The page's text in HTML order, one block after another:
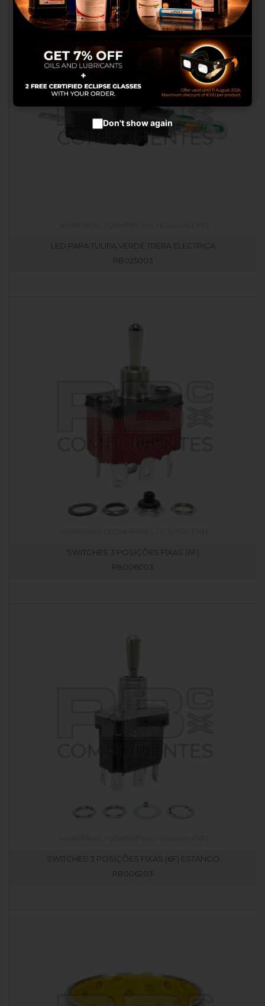
LED PARA TULIPA VERDE TIJERA ELECTRICA
RB025003
SWITCHES 3 POSIÇÕES FIXAS (6F)
RB006003
SWITCHES 3 POSIÇÕES FIXAS (6F) ESTANCO
RB006203
melhores produtos em
anúncios publicitários.
Aceitar cookies
Don't show again